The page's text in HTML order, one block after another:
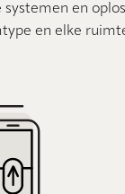
en
en elke